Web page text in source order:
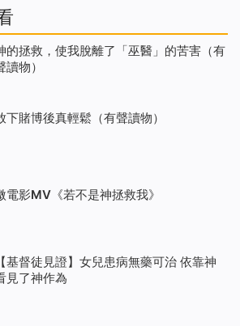
的拯救，使我脫離了「巫醫」的苦害（有
讀物）
下賭博後真輕鬆（有聲讀物）
電影MV《若不是神拯救我》
【基督徒見證】女兒患病無藥可治 依靠神
見了神作為